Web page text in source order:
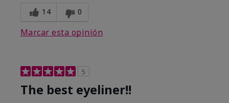
14 0
Marcar esta opinión
5
The best eyeliner!!